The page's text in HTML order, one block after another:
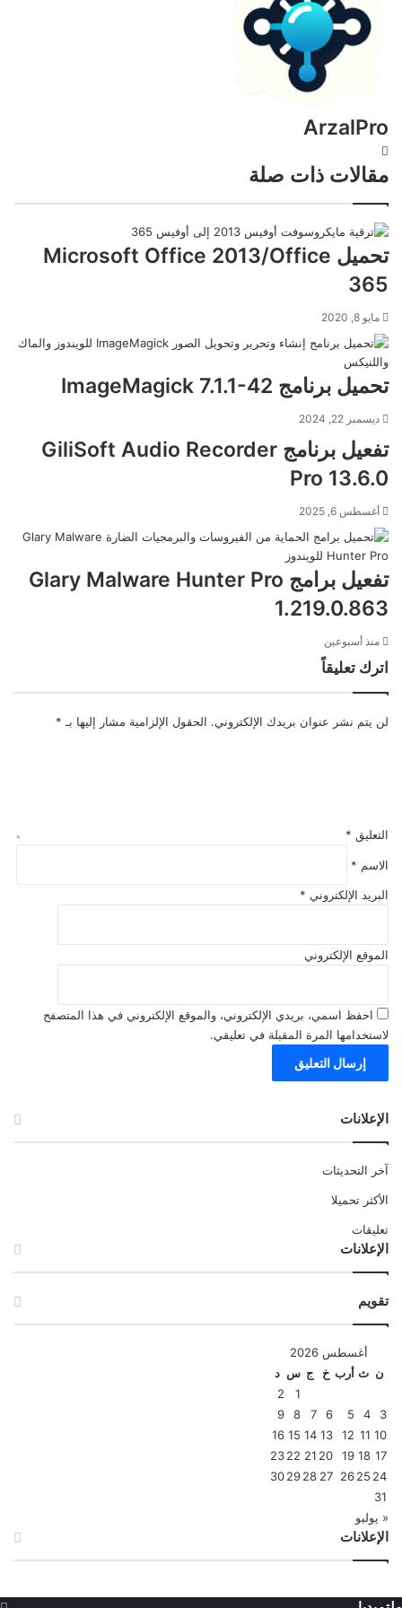
ArzalPro
الويب
مقالات ذات صلة
تحميل Microsoft Office 2013/Office
365
مايو 8, 2020
تحميل برنامج ImageMagick 7.1.1-42
ديسمبر 22, 2024
تفعيل برنامج GiliSoft Audio Recorder
Pro 13.6.0
أغسطس 6, 2025
تفعيل برامج Glary Malware Hunter Pro
1.219.0.863
منذ أسبوعين
اترك تعليقاً
لن يتم نشر عنوان بريدك الإلكتروني. الحقول الإلزامية مشار إليها بـ *
التعليق *
الاسم *
البريد الإلكتروني *
الموقع الإلكتروني
احفظ اسمي، بريدي الإلكتروني، والموقع الإلكتروني في هذا المتصفح
لاستخدامها المرة المقبلة في تعليقي.
الإعلانات
آخر التحديثات
الأكثر تحميلا
تعليقات
الإعلانات
تقويم
أغسطس 2026
ن ث أرب خ ج س د
1
2
3
4
5
6
7
8
9
10
11
12
13
14
15
16
17
18
19
20
21
22
23
24
25
26
27
28
29
30
31
« يوليو
الإعلانات